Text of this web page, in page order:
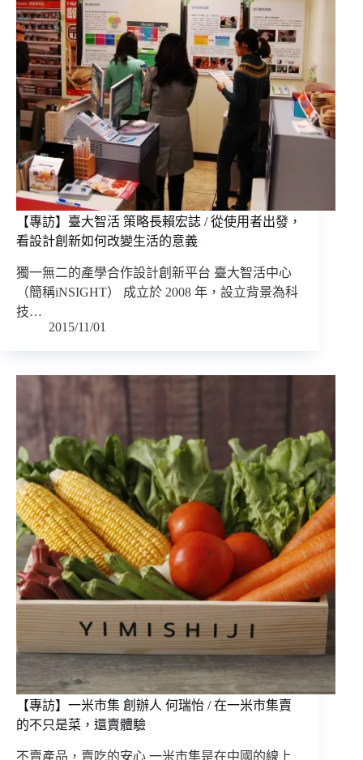
【專訪】臺大智活 策略長賴宏誌 / 從使用者出發，
看設計創新如何改變生活的意義
獨一無二的產學合作設計創新平台 臺大智活中心
（簡稱iNSIGHT） 成立於 2008 年，設立背景為科
技…
2015/11/01
【專訪】一米市集 創辦人 何瑞怡 / 在一米市集賣
的不只是菜，還賣體驗
不賣產品，賣吃的安心 一米市集是在中國的線上